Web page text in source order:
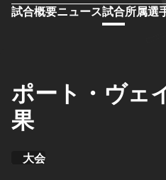
試合概要ニュース試合所属選
ポート・ヴェ
果
大会